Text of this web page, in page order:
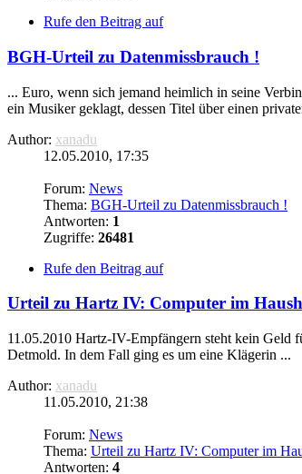
Rufe den Beitrag auf
BGH-Urteil zu Datenmissbrauch !
... Euro, wenn sich jemand heimlich in seine
ein Musiker geklagt, dessen Titel über einen
Author: xanadu
12.05.2010, 17:35
Forum: News
Thema: BGH-Urteil zu Datenmissbrauch !
Antworten: 1
Zugriffe: 26481
Rufe den Beitrag auf
Urteil zu Hartz IV: Computer im
11.05.2010 Hartz-IV-Empfängern steht kein Geld
Detmold. In dem Fall ging es um eine Klägerin ...
Author: xanadu
11.05.2010, 21:38
Forum: News
Thema: Urteil zu Hartz IV: Computer im
Antworten: 4